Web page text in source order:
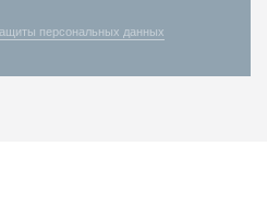
персональных данных